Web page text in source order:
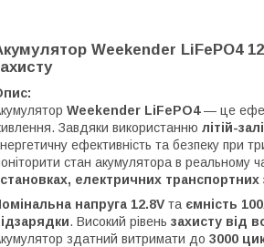
Weekender LiFePO4
Weekender LiFePO4— це
Завдяки використанню літій-
ефективність та безпеку при
стан акумулятора в реальному
електричних транспортних
напруга 12.8V та ємність
. Високий рівень захисту від
здатний витримати до 3000